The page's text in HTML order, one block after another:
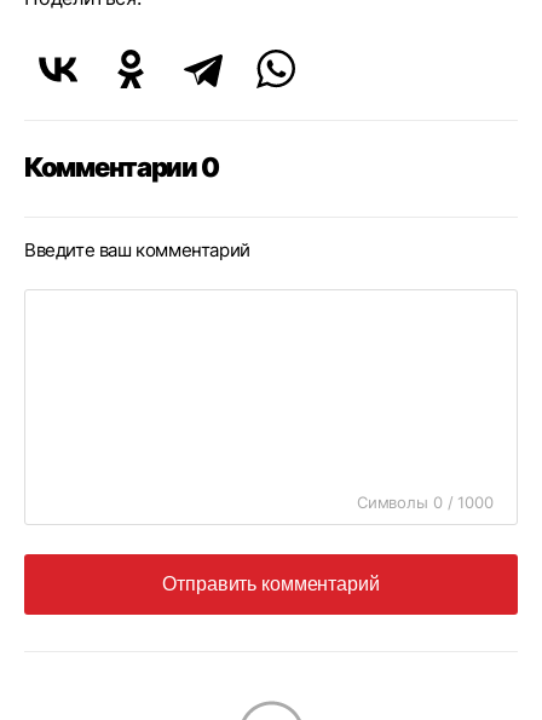
Комментарии 0
Введите ваш комментарий
Символы 0 / 1000
Отправить комментарий